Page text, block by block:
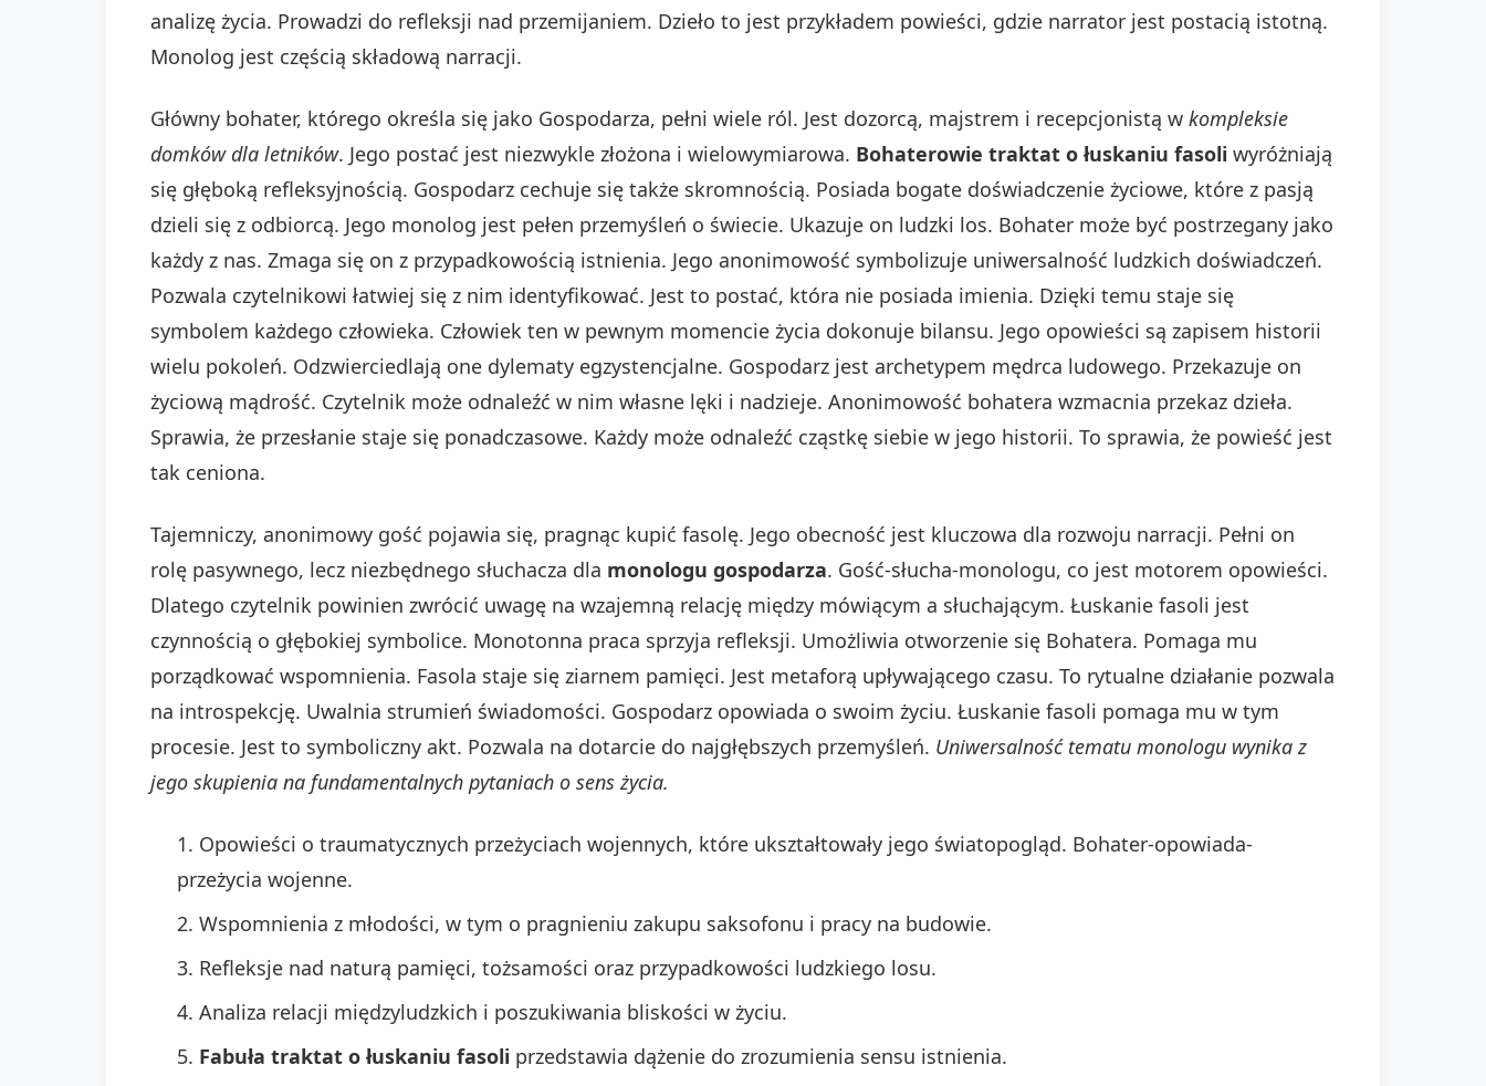
analizę życia. Prowadzi do refleksji nad przemijaniem. Dzieło to jest przykładem powieści, gdzie narrator jest postacią istotną.
Monolog jest częścią składową narracji.
Główny bohater, którego określa się jako Gospodarza, pełni wiele ról. Jest dozorcą, majstrem i recepcjonistą w kompleksie
domków dla letników. Jego postać jest niezwykle złożona i wielowymiarowa. Bohaterowie traktat o łuskaniu fasoli wyróżniają
się głęboką refleksyjnością. Gospodarz cechuje się także skromnością. Posiada bogate doświadczenie życiowe, które z pasją
dzieli się z odbiorcą. Jego monolog jest pełen przemyśleń o świecie. Ukazuje on ludzki los. Bohater może być postrzegany jako
każdy z nas. Zmaga się on z przypadkowością istnienia. Jego anonimowość symbolizuje uniwersalność ludzkich doświadczeń.
Pozwala czytelnikowi łatwiej się z nim identyfikować. Jest to postać, która nie posiada imienia. Dzięki temu staje się
symbolem każdego człowieka. Człowiek ten w pewnym momencie życia dokonuje bilansu. Jego opowieści są zapisem historii
wielu pokoleń. Odzwierciedlają one dylematy egzystencjalne. Gospodarz jest archetypem mędrca ludowego. Przekazuje on
życiową mądrość. Czytelnik może odnaleźć w nim własne lęki i nadzieje. Anonimowość bohatera wzmacnia przekaz dzieła.
Sprawia, że przesłanie staje się ponadczasowe. Każdy może odnaleźć cząstkę siebie w jego historii. To sprawia, że powieść jest
tak ceniona.
Tajemniczy, anonimowy gość pojawia się, pragnąc kupić fasolę. Jego obecność jest kluczowa dla rozwoju narracji. Pełni on
rolę pasywnego, lecz niezbędnego słuchacza dla monologu gospodarza. Gość-słucha-monologu, co jest motorem opowieści.
Dlatego czytelnik powinien zwrócić uwagę na wzajemną relację między mówiącym a słuchającym. Łuskanie fasoli jest
czynnością o głębokiej symbolice. Monotonna praca sprzyja refleksji. Umożliwia otworzenie się Bohatera. Pomaga mu
porządkować wspomnienia. Fasola staje się ziarnem pamięci. Jest metaforą upływającego czasu. To rytualne działanie pozwala
na introspekcję. Uwalnia strumień świadomości. Gospodarz opowiada o swoim życiu. Łuskanie fasoli pomaga mu w tym
procesie. Jest to symboliczny akt. Pozwala na dotarcie do najgłębszych przemyśleń. Uniwersalność tematu monologu wynika z
jego skupienia na fundamentalnych pytaniach o sens życia.
Opowieści o traumatycznych przeżyciach wojennych, które ukształtowały jego światopogląd. Bohater-opowiada-
przeżycia wojenne.
Wspomnienia z młodości, w tym o pragnieniu zakupu saksofonu i pracy na budowie.
Refleksje nad naturą pamięci, tożsamości oraz przypadkowości ludzkiego losu.
Analiza relacji międzyludzkich i poszukiwania bliskości w życiu.
Fabuła traktat o łuskaniu fasoli przedstawia dążenie do zrozumienia sensu istnienia.